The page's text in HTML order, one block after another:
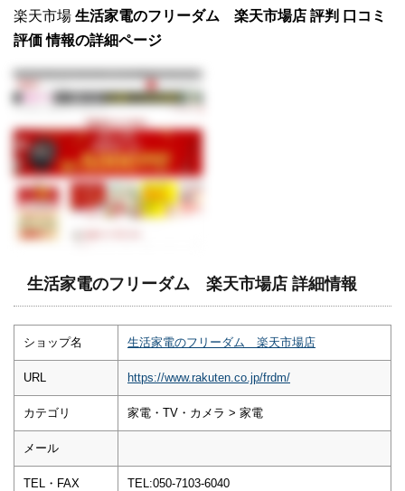
楽天市場 生活家電のフリーダム 楽天市場店 評判 口コミ
評価 情報の詳細ページ
生活家電のフリーダム 楽天市場店 詳細情報
ショップ名 生活家電のフリーダム 楽天市場店
URL https://www.rakuten.co.jp/frdm/
カテゴリ 家電・TV・カメラ > 家電
メール
TEL・FAX
TEL:050-7103-6040